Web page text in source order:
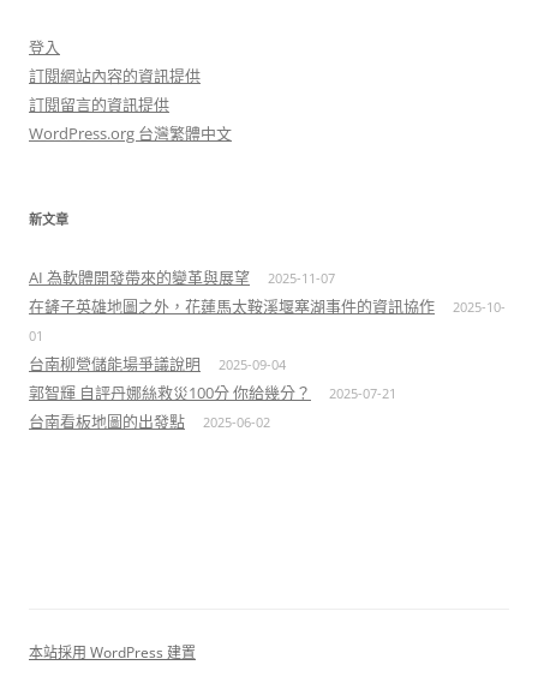
登入
訂閱網站內容的資訊提供
訂閱留言的資訊提供
WordPress.org 台灣繁體中文
新文章
AI 為軟體開發帶來的變革與展望 2025-11-07
在鏟子英雄地圖之外，花蓮馬太鞍溪堰塞湖事件的資訊協作
2025-10-
01
台南柳營儲能場爭議說明 2025-09-04
郭智輝 自評丹娜絲救災100分 你給幾分？ 2025-07-21
台南看板地圖的出發點 2025-06-02
本站採用 WordPress 建置